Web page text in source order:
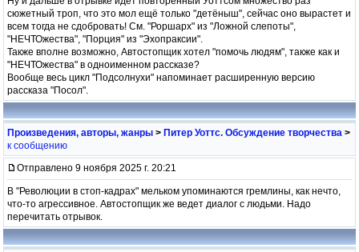
сюжетный троп, что это мол ещё только "детёныш", сейчас оно вырастет и
всем тогда не сдобровать! См. "Роршарх" из "Ложной слепоты",
"НЕЧТОжества", "Порция" из "Эхопраксии".
Также вполне возможно, Автостопщик хотел "помочь людям", также как и
"НЕЧТОжества" в одноименном рассказе?
Вообще весь цикл "Подсолнухи" напоминает расширенную версию
рассказа "Посол".
Произведения, авторы, жанры > Питер Уоттс. Обсуждение творчества >
к сообщению
Отправлено 9 ноября 2025 г. 20:21
В "Революции в стоп-кадрах" мельком упоминаются гремлины, как нечто,
что-то агрессивное. Автостопщик же ведет диалог с людьми. Надо
перечитать отрывок.